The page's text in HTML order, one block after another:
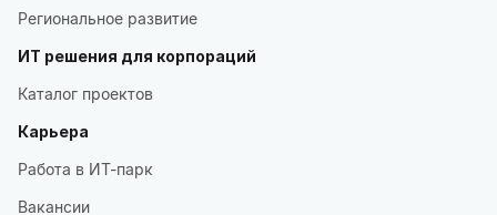
Региональное развитие
ИТ решения для корпораций
Каталог проектов
Карьера
Работа в ИТ-парк
Вакансии